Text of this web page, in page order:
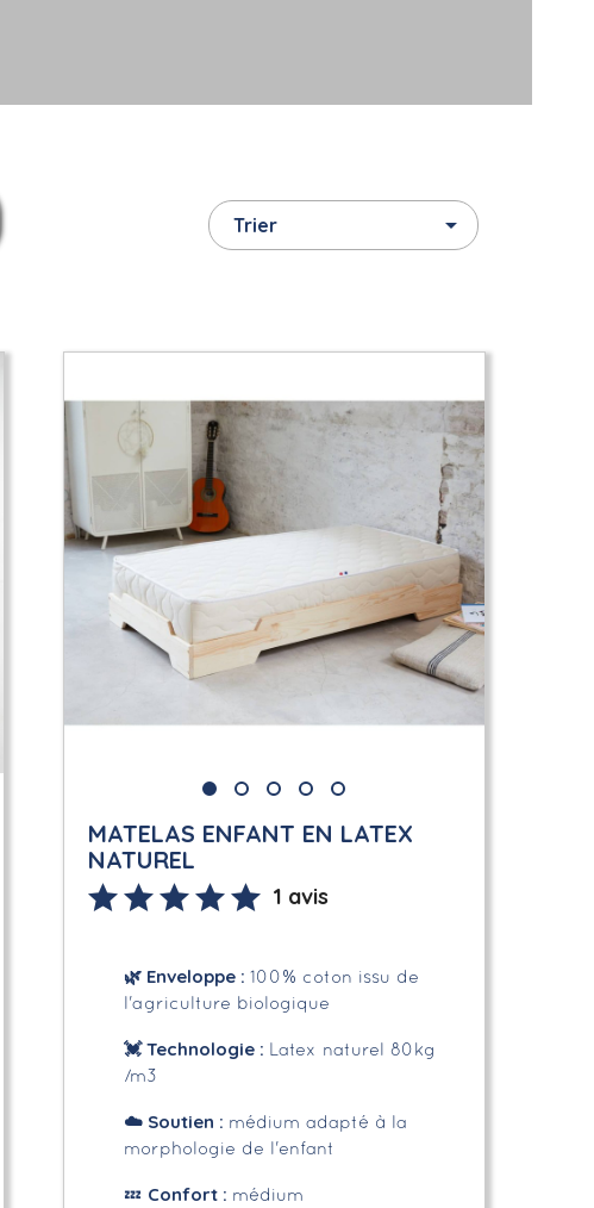
Trier 
MATELAS ENFANT EN LATEX
NATUREL
1 avis
🌿Enveloppe: 100% coton issu de
l'agriculture biologique
💓 Technologie : Latex naturel 80kg
/m3
☁️Soutien : médium adapté à la
morphologie de l'enfant
💤 Confort : médium